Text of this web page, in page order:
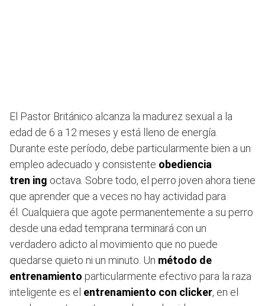
El Pastor Británico alcanza la madurez sexual a la
edad de 6 a 12 meses y está lleno de energía.
Durante este período, debe particularmente bien a un
empleo adecuado y consistente obediencia
tren ing octava. Sobre todo, el perro joven ahora tiene
que aprender que a veces no hay actividad para
él. Cualquiera que agote permanentemente a su perro
desde una edad temprana terminará con un
verdadero adicto al movimiento que no puede
quedarse quieto ni un minuto. Un método de
entrenamiento particularmente efectivo para la raza
inteligente es el entrenamiento con clicker, en el